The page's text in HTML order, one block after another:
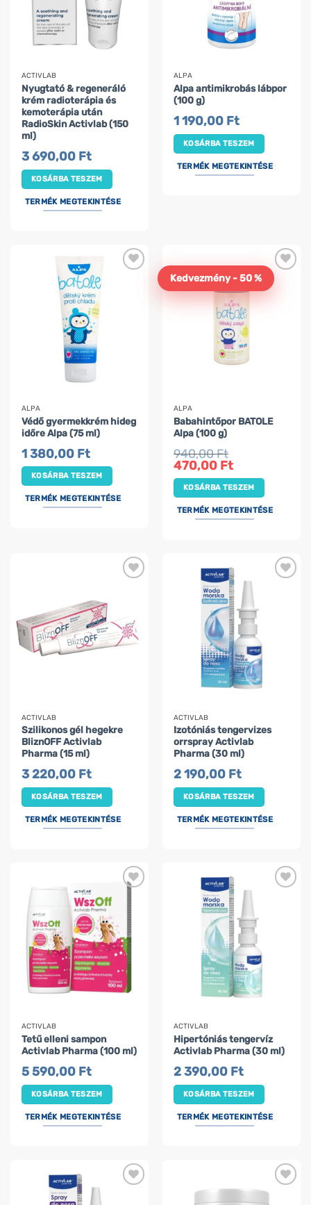
ACTIVLAB
Nyugtató & regeneráló
krém radioterápia és
kemoterápia után
RadioSkin Activlab (150
ml)
3 690,00 Ft
KOSÁRBA TESZEM
TERMÉK MEGTEKINTÉSE
ALPA
Alpa antimikrobás lábpor
(100 g)
1 190,00 Ft
KOSÁRBA TESZEM
TERMÉK MEGTEKINTÉSE
ALPA
Védő gyermekkrém hideg
időre Alpa (75 ml)
1 380,00 Ft
KOSÁRBA TESZEM
TERMÉK MEGTEKINTÉSE
Kedvezmény - 50 %
ALPA
Babahintőpor BATOLE
Alpa (100 g)
940,00Ft
Original
price
was:
940,00 Ft.
470,00 FtCurrent
price
is:
470,00 Ft.
KOSÁRBA TESZEM
TERMÉK MEGTEKINTÉSE
ACTIVLAB
Szilikonos gél hegekre
BliznOFF Activlab
Pharma (15 ml)
3 220,00 Ft
KOSÁRBA TESZEM
TERMÉK MEGTEKINTÉSE
ACTIVLAB
Izotóniás tengervizes
orrspray Activlab
Pharma (30 ml)
2 190,00 Ft
KOSÁRBA TESZEM
TERMÉK MEGTEKINTÉSE
ACTIVLAB
Tetű elleni sampon
Activlab Pharma (100 ml)
5 590,00 Ft
KOSÁRBA TESZEM
TERMÉK MEGTEKINTÉSE
ACTIVLAB
Hipertóniás tengervíz
Activlab Pharma (30 ml)
2 390,00 Ft
KOSÁRBA TESZEM
TERMÉK MEGTEKINTÉSE